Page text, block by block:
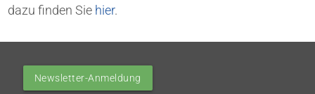
dazu finden Sie hier.
Newsletter-Anmeldung